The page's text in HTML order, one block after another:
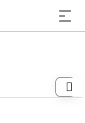
22 Wohnungen